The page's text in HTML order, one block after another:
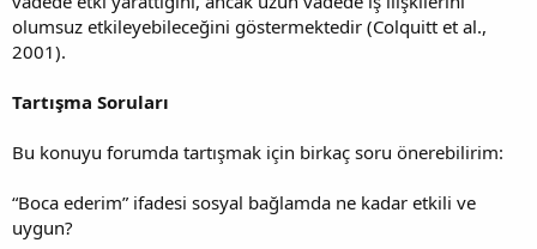
olumsuz etkileyebileceğini göstermektedir (Colquitt et al.,
2001).
Tartışma Soruları
Bu konuyu forumda tartışmak için birkaç soru önerebilirim:
“Boca ederim” ifadesi sosyal bağlamda ne kadar etkili ve
uygun?